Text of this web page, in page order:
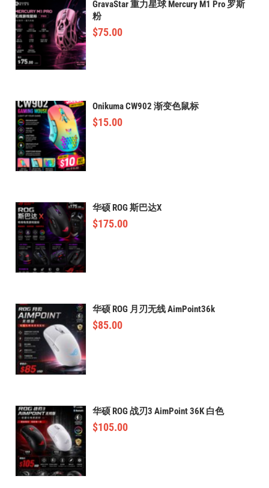
GravaStar 重力星球 Mercury M1 Pro 罗斯
粉
$75.00
Onikuma CW902 渐变色鼠标
$15.00
华硕 ROG 斯巴达X
$175.00
华硕 ROG 月刃无线 AimPoint36k
$85.00
华硕 ROG 战刃3 AimPoint 36K 白色
$105.00